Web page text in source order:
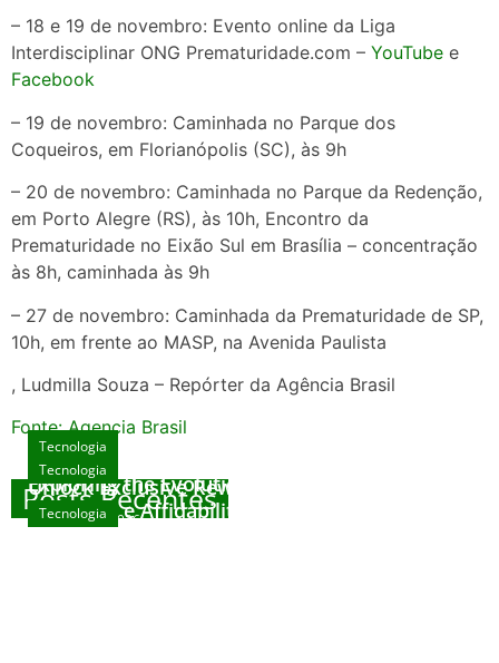
– 18 e 19 de novembro: Evento online da Liga
Interdisciplinar ONG Prematuridade.com – YouTube e
Facebook
– 19 de novembro: Caminhada no Parque dos
Coqueiros, em Florianópolis (SC), às 9h
– 20 de novembro: Caminhada no Parque da Redenção,
em Porto Alegre (RS), às 10h, Encontro da
Prematuridade no Eixão Sul em Brasília – concentração
às 8h, caminhada às 9h
– 27 de novembro: Caminhada da Prematuridade de SP,
10h, em frente ao MASP, na Avenida Paulista
, Ludmilla Souza – Repórter da Agência Brasil
Fonte: Agencia Brasil
Posts Recentes
Tecnologia
Exploring the Evolution of Online Slot Games
agosto 7, 2026
Tecnologia
Unlock Exclusive Rewards at The Big Dog
House
Tecnologia
Sicurezza e Affidabilità di Mr Nulls Wicked
Wares
Tecnologia